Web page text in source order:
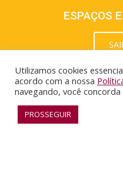
ESPAÇOS
Utilizamos cookies
acordo com a nossa
navegando, você
PROSSEGUIR